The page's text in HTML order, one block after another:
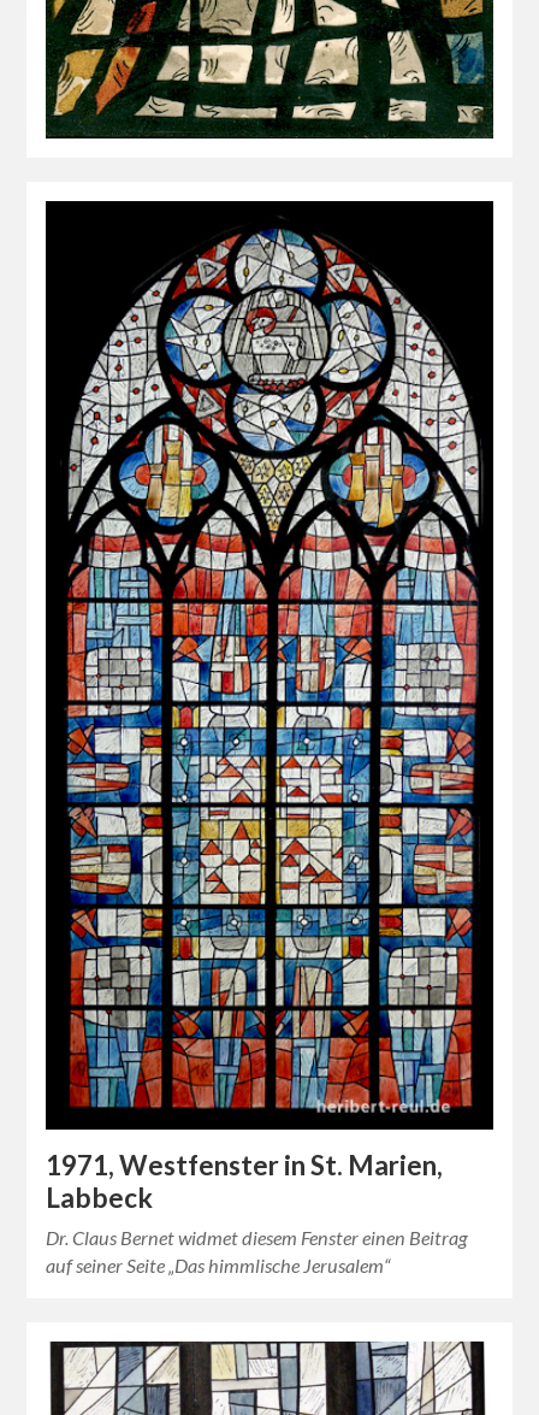
1971, Westfenster in St. Marien,
Labbeck
Dr. Claus Bernet widmet diesem Fenster einen Beitrag
auf seiner Seite „Das himmlische Jerusalem“